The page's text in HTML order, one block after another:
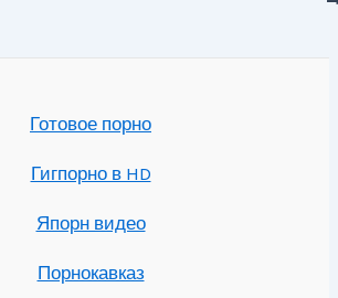
Готовое порно
Гигпорно в HD
Япорн видео
Порнокавказ